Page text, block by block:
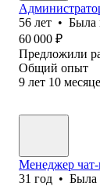
56 лет • Была
60 000 ₽
Предложили
Общий опыт
9 лет 10
Менеджер
31 год • Была